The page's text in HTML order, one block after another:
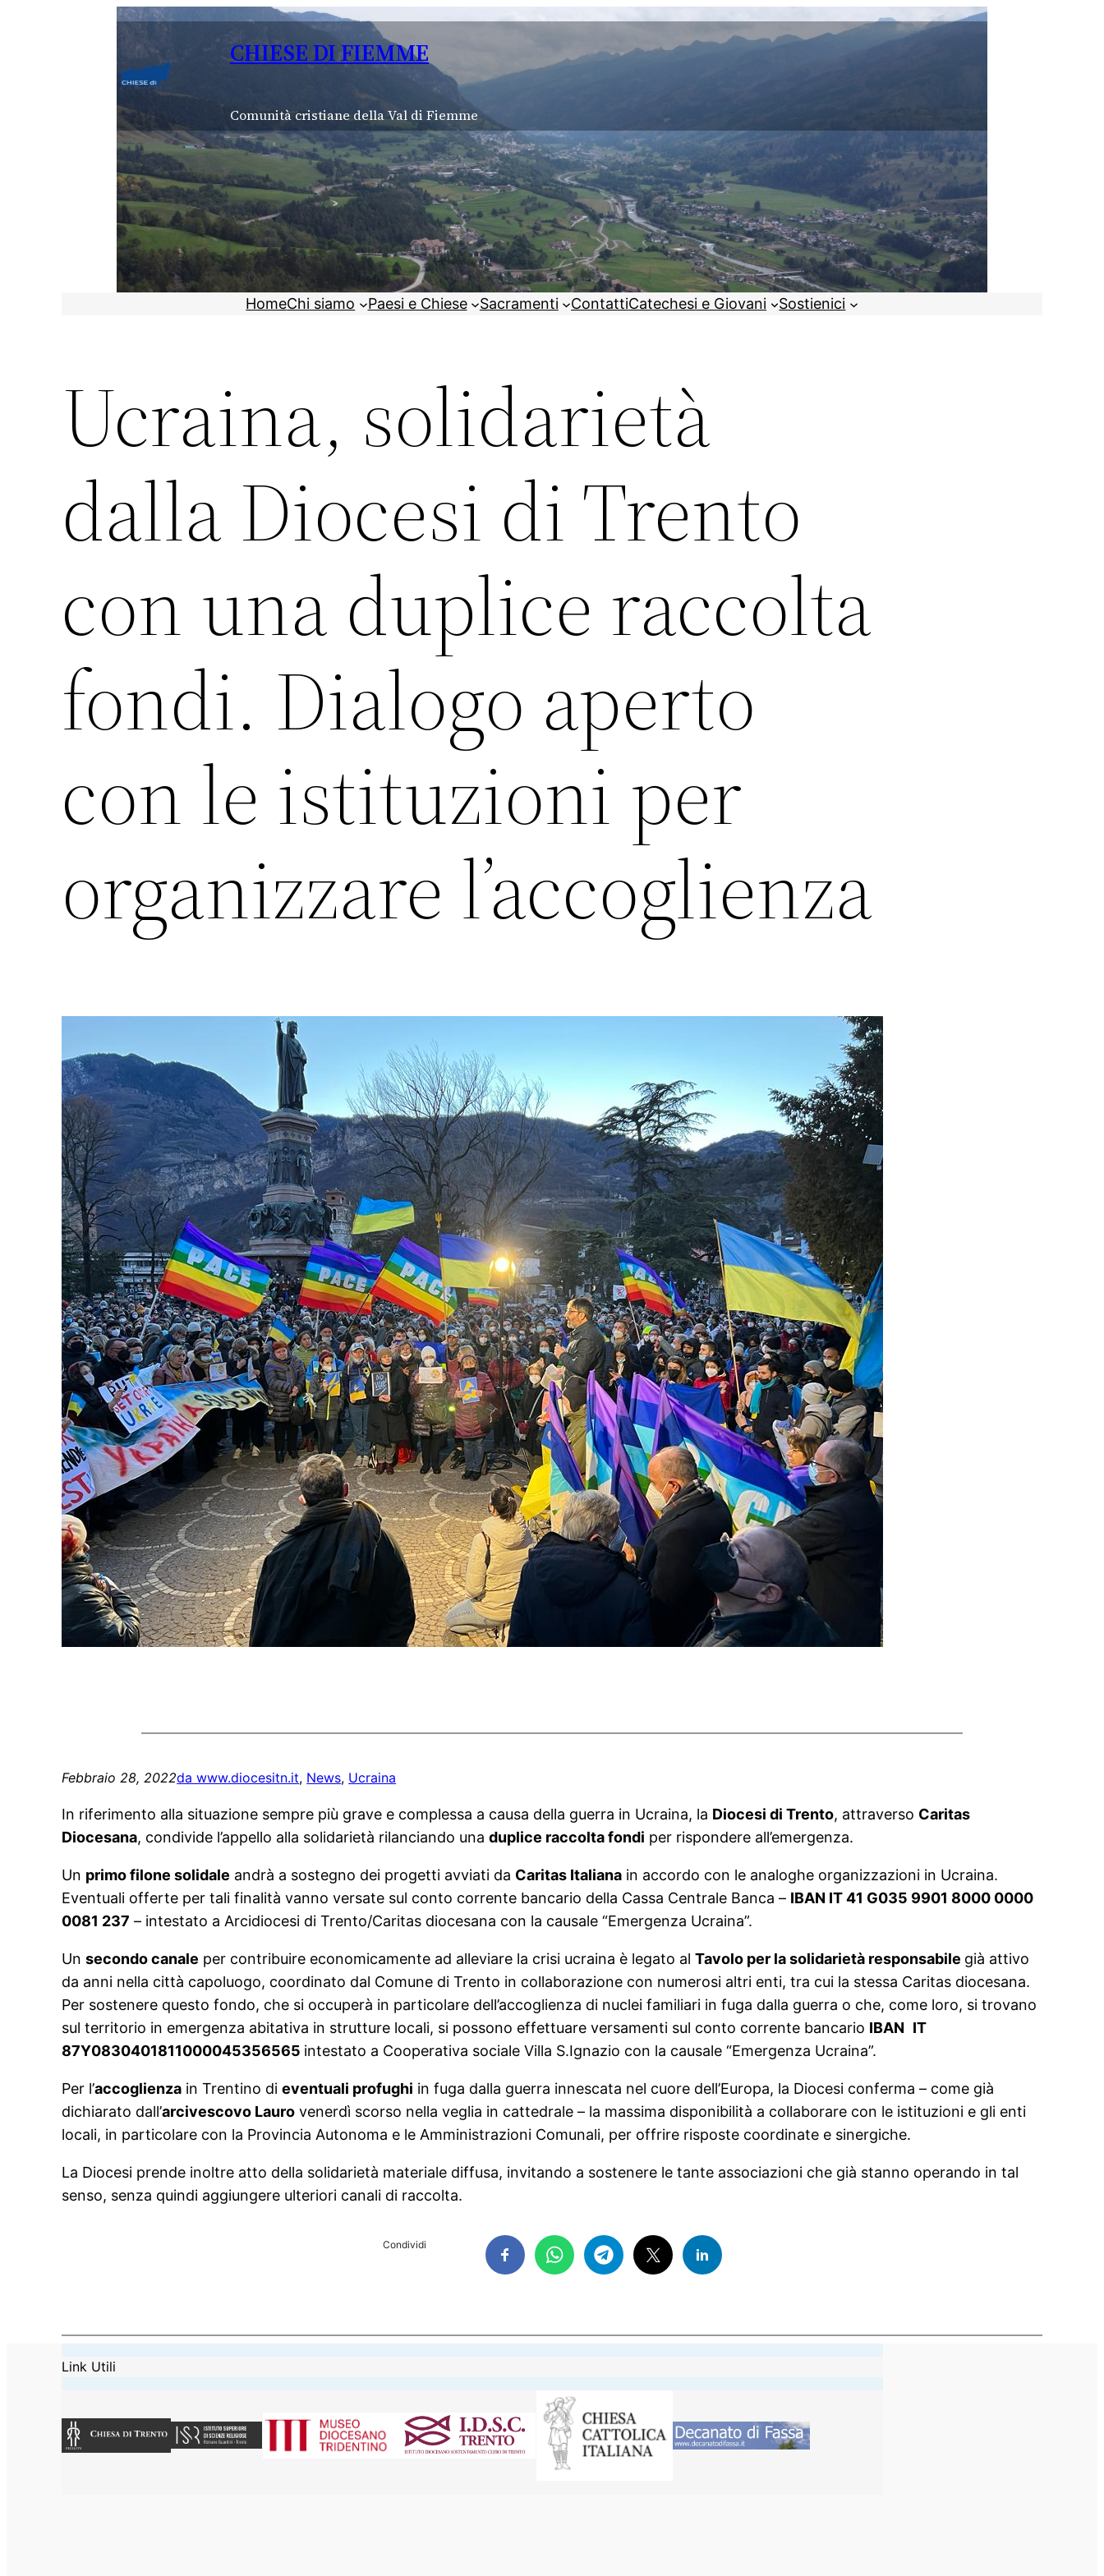
CHIESE DI FIEMME
Comunità cristiane della Val di Fiemme
HomeChi siamo Paesi e Chiese Sacramenti ContattiCatechesi e Giovani Sostienici
Ucraina, solidarietà
dalla Diocesi di Trento
con una duplice raccolta
fondi. Dialogo aperto
con le istituzioni per
organizzare l’accoglienza
Febbraio 28, 2022da www.diocesitn.it, News, Ucraina
In riferimento alla situazione sempre più grave e complessa a causa della guerra in Ucraina, la Diocesi di Trento, attraverso Caritas
Diocesana, condivide l’appello alla solidarietà rilanciando unaduplice raccolta fondi per rispondere all’emergenza.
Un primo filone solidale andrà a sostegno dei progetti avviati da Caritas Italiana in accordo con le analoghe organizzazioni in Ucraina.
Eventuali offerte per tali finalità vanno versate sul conto corrente bancario della Cassa Centrale Banca – IBAN IT 41 G035 9901 8000 0000
0081 237 – intestato a Arcidiocesi di Trento/Caritas diocesana con la causale “Emergenza Ucraina”.
Unsecondo canale per contribuire economicamente ad alleviare la crisi ucraina è legato alTavolo per la solidarietà responsabile già attivo
da anni nella città capoluogo, coordinato dal Comune di Trento in collaborazione con numerosi altri enti, tra cui la stessa Caritas diocesana.
Per sostenere questo fondo, che si occuperà in particolare dell’accoglienza di nuclei familiari in fuga dalla guerra o che, come loro, si trovano
sul territorio in emergenza abitativa in strutture locali, si possono effettuare versamenti sul conto corrente bancario IBAN IT
87Y0830401811000045356565 intestato a Cooperativa sociale Villa S.Ignazio con la causale “Emergenza Ucraina”.
Per l’accoglienza in Trentino dieventuali profughi in fuga dalla guerra innescata nel cuore dell’Europa, la Diocesi conferma – come già
dichiarato dall’arcivescovo Lauro venerdì scorso nella veglia in cattedrale – la massima disponibilità a collaborare con le istituzioni e gli enti
locali, in particolare con la Provincia Autonoma e le Amministrazioni Comunali, per offrire risposte coordinate e sinergiche.
La Diocesi prende inoltre atto della solidarietà materiale diffusa, invitando a sostenere le tante associazioni che già stanno operando in tal
senso, senza quindi aggiungere ulteriori canali di raccolta.
Condividi
Link Utili